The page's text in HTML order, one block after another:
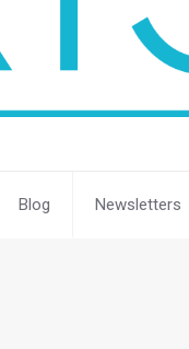
Blog Newsletters